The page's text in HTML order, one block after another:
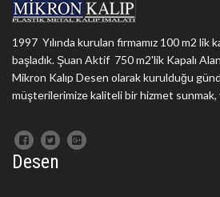
1997 Yılında kurulan firmamız 100 m2 lik
başladık. Şuan Aktif 750 m2'lik Kapalı
Mikron Kalıp Desen olarak kurulduğu
müşterilerimize kaliteli bir hizmet sunmak,
Desen